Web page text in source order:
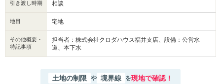
引き渡し時期 相談
地目 宅地
その他概要・
特記事項
担当者：株式会社クロダハウス福井支店、設備：公営水
道、本下水
土地の制限 や 境界線 を現地で確認！